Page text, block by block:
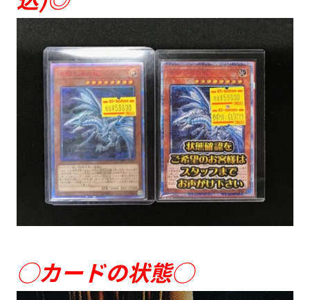
◯カードの状態◯